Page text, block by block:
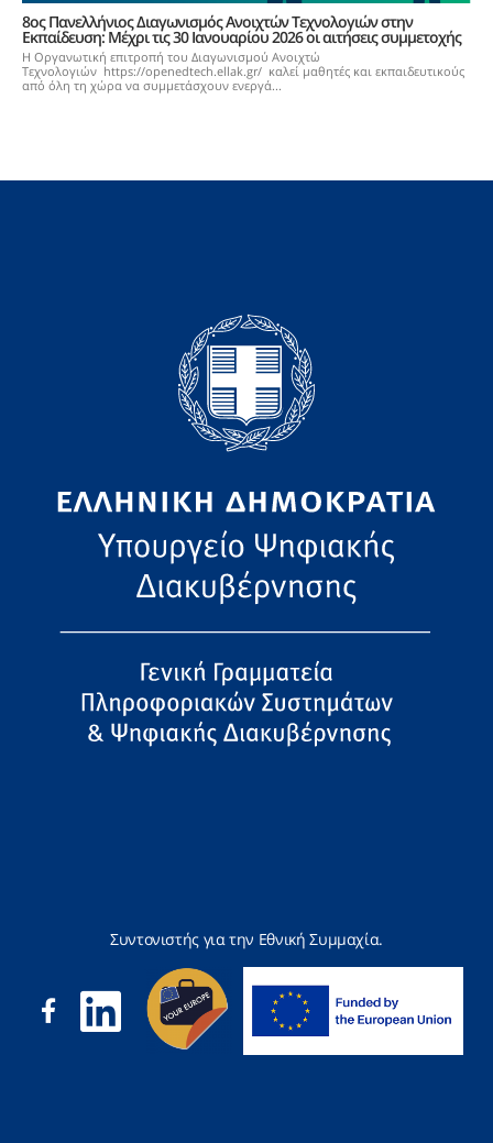
8ος Πανελλήνιος Διαγωνισμός Ανοιχτών Τεχνολογιών στην
Εκπαίδευση: Μέχρι τις 30 Ιανουαρίου 2026 οι αιτήσεις συμμετοχής
Η Οργανωτική επιτροπή του Διαγωνισμού Ανοιχτώ
Τεχνολογιών https://openedtech.ellak.gr/ καλεί μαθητές και εκπαιδευτικούς
από όλη τη χώρα να συμμετάσχουν ενεργά...
Συντονιστής για την Εθνική Συμμαχία.